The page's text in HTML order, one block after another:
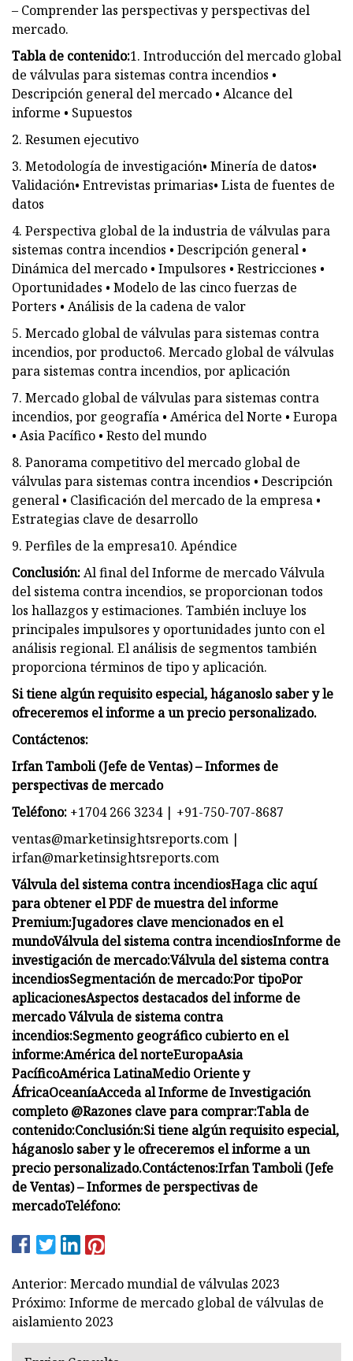
– Comprender las perspectivas y perspectivas del
mercado.
Tabla de contenido:1. Introducción del mercado global
de válvulas para sistemas contra incendios •
Descripción general del mercado • Alcance del
informe • Supuestos
2. Resumen ejecutivo
3. Metodología de investigación• Minería de datos•
Validación• Entrevistas primarias• Lista de fuentes de
datos
4. Perspectiva global de la industria de válvulas para
sistemas contra incendios • Descripción general •
Dinámica del mercado • Impulsores • Restricciones •
Oportunidades • Modelo de las cinco fuerzas de
Porters • Análisis de la cadena de valor
5. Mercado global de válvulas para sistemas contra
incendios, por producto6. Mercado global de válvulas
para sistemas contra incendios, por aplicación
7. Mercado global de válvulas para sistemas contra
incendios, por geografía • América del Norte • Europa
• Asia Pacífico • Resto del mundo
8. Panorama competitivo del mercado global de
válvulas para sistemas contra incendios • Descripción
general • Clasificación del mercado de la empresa •
Estrategias clave de desarrollo
9. Perfiles de la empresa10. Apéndice
Conclusión:Al final del Informe de mercado Válvula
del sistema contra incendios, se proporcionan todos
los hallazgos y estimaciones. También incluye los
principales impulsores y oportunidades junto con el
análisis regional. El análisis de segmentos también
proporciona términos de tipo y aplicación.
Si tiene algún requisito especial, háganoslo saber y le
ofreceremos el informe a un precio personalizado.
Contáctenos:
Irfan Tamboli (Jefe de Ventas) – Informes de
perspectivas de mercado
Teléfono: +1704 266 3234 | +91-750-707-8687
ventas@marketinsightsreports.com |
irfan@marketinsightsreports.com
Válvula del sistema contra incendiosHaga clic aquí
para obtener el PDF de muestra del informe
Premium:Jugadores clave mencionados en el
mundoVálvula del sistema contra incendiosInforme de
investigación de mercado:Válvula del sistema contra
incendiosSegmentación de mercado:Por tipoPor
aplicacionesAspectos destacados del informe de
mercado Válvula de sistema contra
incendios:Segmento geográfico cubierto en el
informe:América del norteEuropaAsia
PacíficoAmérica LatinaMedio Oriente y
ÁfricaOceaníaAcceda al Informe de Investigación
completo @Razones clave para comprar:Tabla de
contenido:Conclusión:Si tiene algún requisito especial,
háganoslo saber y le ofreceremos el informe a un
precio personalizado.Contáctenos:Irfan Tamboli (Jefe
de Ventas) – Informes de perspectivas de
mercadoTeléfono:
Anterior: Mercado mundial de válvulas 2023
Próximo: Informe de mercado global de válvulas de
aislamiento 2023